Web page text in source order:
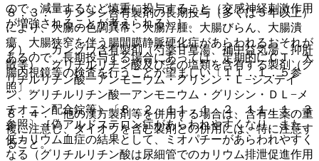
ので、減量するなど慎重に投与すること（交感神経刺激作用
が増強されることが考えられる）］。
２）． カンゾウ含有製剤（芍薬甘草湯、補中益気湯、抑肝
散等）、グリチルリチン酸及びその塩類を含有する製剤（グ
リチルリチン酸一アンモニウム・グリシン・Ｌ−システイ
ン、グリチルリチン酸一アンモニウム・グリシン・ＤＬ−メ
チオニン配合錠等）〔８．２、１１．１．２、１１．１．３
参照〕［偽アルドステロン症があらわれやすくなり、また、
低カリウム血症の結果として、ミオパチーがあらわれやすく
なる（グリチルリチン酸は尿細管でのカリウム排泄促進作用
８．３． サンシシ含有製剤の長期投与（多くは５年以上）
により、大腸の色調異常、大腸浮腫、大腸びらん、大腸潰
瘍、大腸狭窄を伴う腸間膜静脈硬化症があらわれるおそれが
あるので、長期投与する場合にあっては、定期的にＣＴ、大
腸内視鏡等の検査を行うことが望ましい〔１１．１．５参
照〕。
８．４． 他の漢方製剤等を併用する場合は、含有生薬の重
複に注意し、ダイオウを含む製剤との併用には、特に注意す
ること。